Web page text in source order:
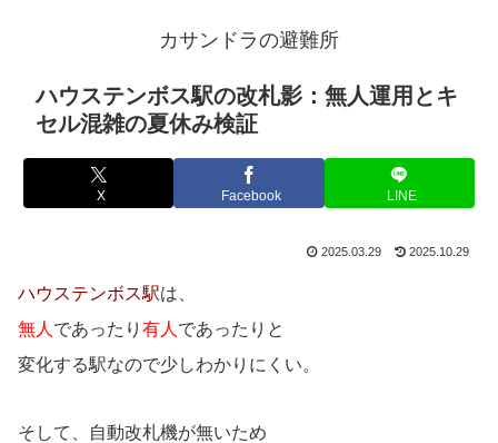
カサンドラの避難所
ハウステンボス駅の改札影：無人運用とキ
セル混雑の夏休み検証
X Facebook LINE
2025.03.29 2025.10.29
ハウステンボス駅は、
無人 であったり 有人 であったりと
変化する駅なので少しわかりにくい。
そして、自動改札機が無いため